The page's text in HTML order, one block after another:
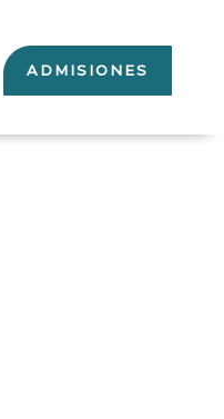
ADMISIONES